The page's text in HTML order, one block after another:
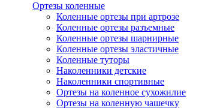
Ортезы коленные
Коленные ортезы при артрозе
Коленные ортезы разъемные
Коленные ортезы шарнирные
Коленные ортезы эластичные
Коленные туторы
Наколенники детские
Наколенники спортивные
Ортезы на коленное сухожилие
Ортезы на коленную чашечку